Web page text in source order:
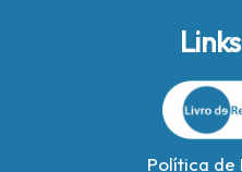
Política de